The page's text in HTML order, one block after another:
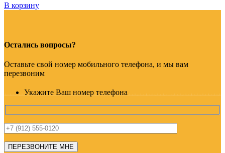
В корзину
Остались вопросы?
Оставьте свой номер мобильного телефона, и мы вам
перезвоним
Укажите Ваш номер телефона